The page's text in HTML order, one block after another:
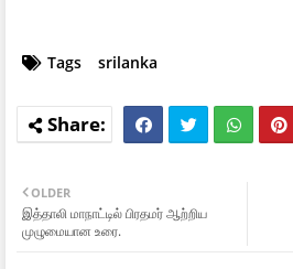
Tags srilanka
OLDER
இத்தாலி மாநாட்டில் பிரதமர் ஆற்றிய
முழுமையான உரை.